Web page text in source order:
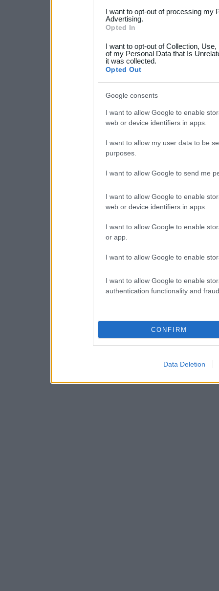
not limited to your visit or
your data for below
consent section.
I want to opt-out of processing my
Advertising.
Opted In
I want to opt-out of Collection,
of my Personal Data that Is
it was collected.
Opted Out
Google consents
I want to allow Google to enable
web or device identifiers in apps.
I want to allow my user data to be
purposes.
I want to allow Google to send me
I want to allow Google to enable
web or device identifiers in apps.
I want to allow Google to enable
or app.
I want to allow Google to enable
I want to allow Google to enable
authentication functionality and
CONFIRM
Data Deletion